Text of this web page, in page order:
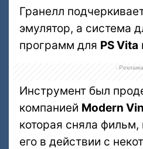
Гранелл
эмулятор, а система
программ для PS Vita
-
Инструмент был
компанией Modern
которая сняла
его в действии с